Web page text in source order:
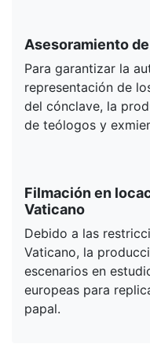
Asesoramiento
Para garantizar la
representación de
del cónclave, la
de teólogos y
Filmación en
Vaticano
Debido a las
Vaticano, la
escenarios en
europeas para
papal.